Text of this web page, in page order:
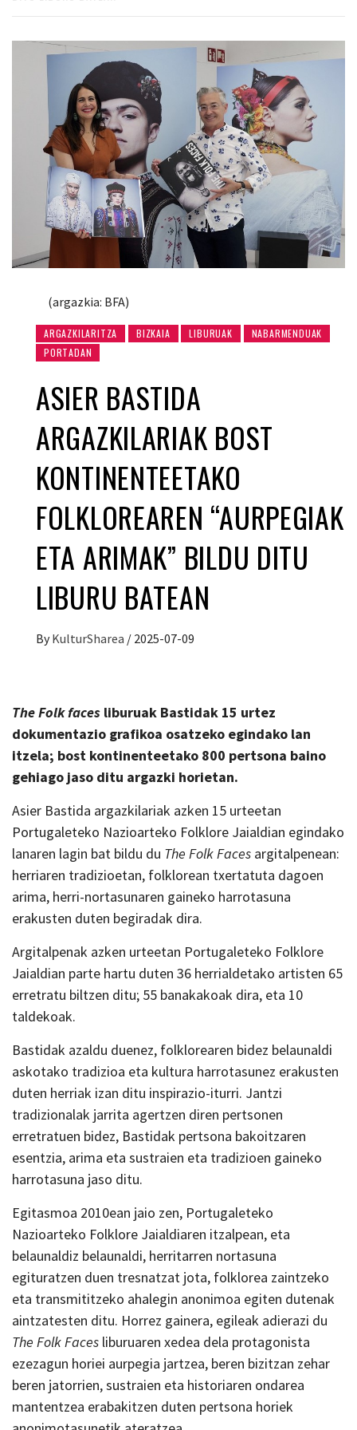
(argazkia: BFA)
ARGAZKILARITZA BIZKAIA LIBURUAK
NABARMENDUAK
PORTADAN
ASIER BASTIDA
ARGAZKILARIAK BOST
KONTINENTEETAKO
FOLKLOREAREN “AURPEGIAK
ETA ARIMAK” BILDU DITU
LIBURU BATEAN
By KulturSharea / 2025-07-09
The Folk faces liburuak Bastidak 15 urtez
dokumentazio grafikoa osatzeko egindako lan
itzela; bost kontinenteetako 800 pertsona baino
gehiago jaso ditu argazki horietan.
Asier Bastida argazkilariak azken 15 urteetan
Portugaleteko Nazioarteko Folklore Jaialdian egindako
lanaren lagin bat bildu du The Folk Faces argitalpenean:
herriaren tradizioetan, folklorean txertatuta dagoen
arima, herri-nortasunaren gaineko harrotasuna
erakusten duten begiradak dira.
Argitalpenak azken urteetan Portugaleteko Folklore
Jaialdian parte hartu duten 36 herrialdetako artisten 65
erretratu biltzen ditu; 55 banakakoak dira, eta 10
taldekoak.
Bastidak azaldu duenez, folklorearen bidez belaunaldi
askotako tradizioa eta kultura harrotasunez erakusten
duten herriak izan ditu inspirazio-iturri. Jantzi
tradizionalak jarrita agertzen diren pertsonen
erretratuen bidez, Bastidak pertsona bakoitzaren
esentzia, arima eta sustraien eta tradizioen gaineko
harrotasuna jaso ditu.
Egitasmoa 2010ean jaio zen, Portugaleteko
Nazioarteko Folklore Jaialdiaren itzalpean, eta
belaunaldiz belaunaldi, herritarren nortasuna
egituratzen duen tresnatzat jota, folklorea zaintzeko
eta transmititzeko ahalegin anonimoa egiten dutenak
aintzatesten ditu. Horrez gainera, egileak adierazi du
The Folk Faces liburuaren xedea dela protagonista
ezezagun horiei aurpegia jartzea, beren bizitzan zehar
beren jatorrien, sustraien eta historiaren ondarea
mantentzea erabakitzen duten pertsona horiek